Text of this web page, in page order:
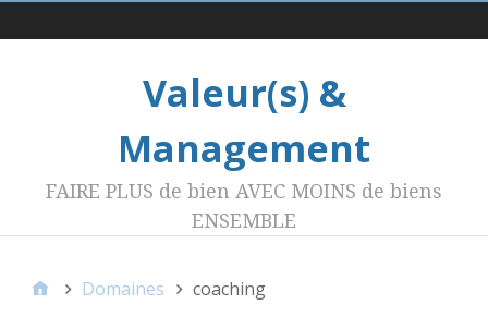
Menu 1
Valeur(s) &
Management
FAIRE PLUS de bien AVEC MOINS de biens
ENSEMBLE
Domaines coaching